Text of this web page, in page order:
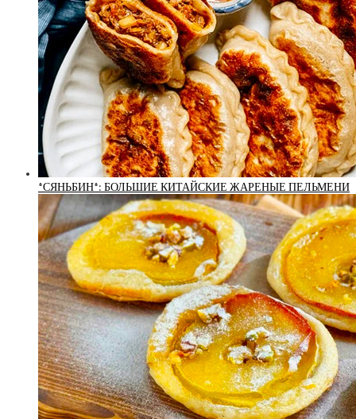
*СЯНЬБИН*: БОЛЬШИЕ КИТАЙСКИЕ ЖАРЕНЫЕ ПЕЛЬМЕНИ